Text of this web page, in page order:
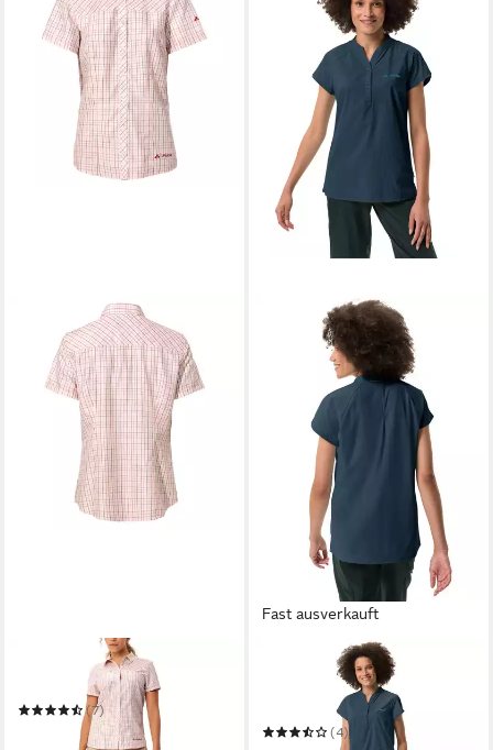
Funktionsbluse Tacun Shirt II
(7)
Fast ausverkauft
Funktionsbluse WOMEN'S
YARAS SL SHIRT II
(4)